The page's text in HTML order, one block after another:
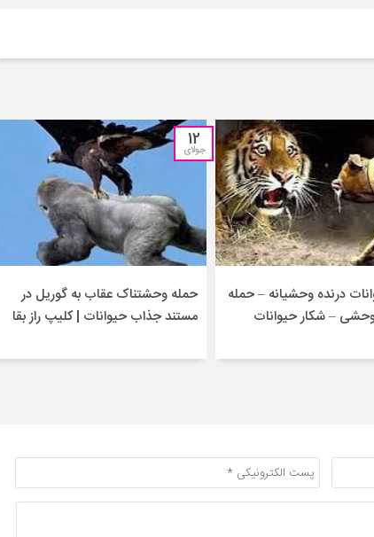
درنده وحشیانه – حمله
– شکار حیوانات
12
جولای
حمله وحشتناک عقاب به گوریل در
مستند جذاب حیوانات | کلیپ راز بقا